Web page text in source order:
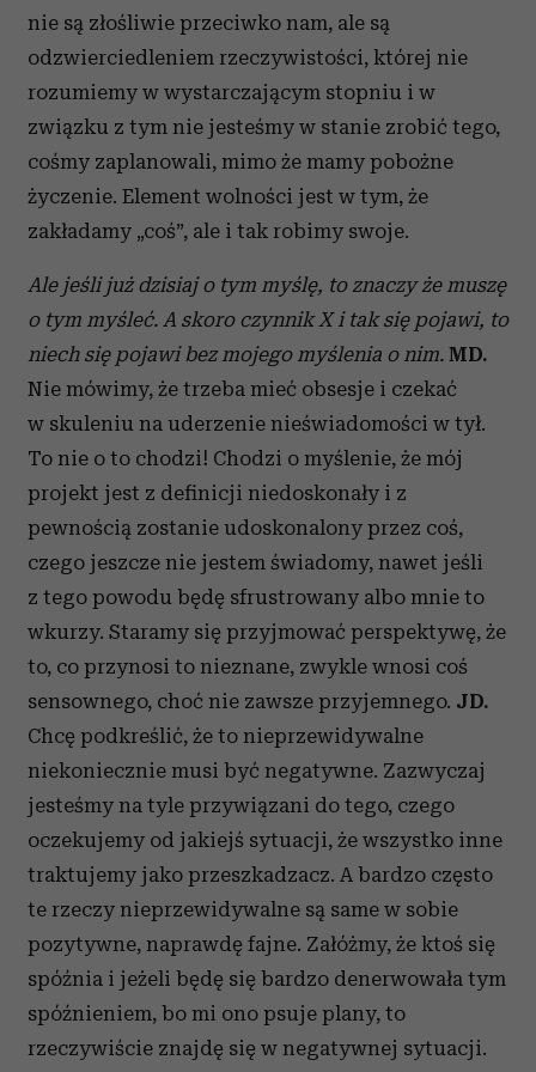
nie są złośliwie przeciwko nam, ale są
odzwierciedleniem rzeczywistości, której nie
rozumiemy w wystarczającym stopniu i w
związku z tym nie jesteśmy w stanie zrobić tego,
cośmy zaplanowali, mimo że mamy pobożne
życzenie. Element wolności jest w tym, że
zakładamy „coś”, ale i tak robimy swoje.
Ale jeśli już dzisiaj o tym myślę, to znaczy że muszę
o tym myśleć. A skoro czynnik X i tak się pojawi, to
niech się pojawi bez mojego myślenia o nim. MD.
Nie mówimy, że trzeba mieć obsesje i czekać
w skuleniu na uderzenie nieświadomości w tył.
To nie o to chodzi! Chodzi o myślenie, że mój
projekt jest z definicji niedoskonały i z
pewnością zostanie udoskonalony przez coś,
czego jeszcze nie jestem świadomy, nawet jeśli
z tego powodu będę sfrustrowany albo mnie to
wkurzy. Staramy się przyjmować perspektywę, że
to, co przynosi to nieznane, zwykle wnosi coś
sensownego, choć nie zawsze przyjemnego. JD.
Chcę podkreślić, że to nieprzewidywalne
niekoniecznie musi być negatywne. Zazwyczaj
jesteśmy na tyle przywiązani do tego, czego
oczekujemy od jakiejś sytuacji, że wszystko inne
traktujemy jako przeszkadzacz. A bardzo często
te rzeczy nieprzewidywalne są same w sobie
pozytywne, naprawdę fajne. Załóżmy, że ktoś się
spóźnia i jeżeli będę się bardzo denerwowała tym
spóźnieniem, bo mi ono psuje plany, to
rzeczywiście znajdę się w negatywnej sytuacji.